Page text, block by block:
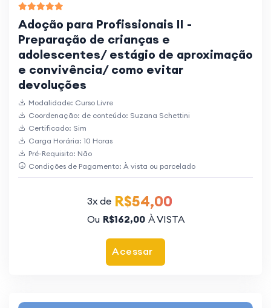
Adoção para Profissionais II -
Preparação de crianças e
adolescentes/ estágio de aproximação
e convivência/ como evitar
devoluções
Modalidade: Curso Livre
Coordenação: de conteúdo: Suzana Schettini
Certificado: Sim
Carga Horária: 10 Horas
Pré-Requisito: Não
Condições de Pagamento: À vista ou parcelado
3x de R$54,00
Ou R$162,00 À VISTA
Acessar